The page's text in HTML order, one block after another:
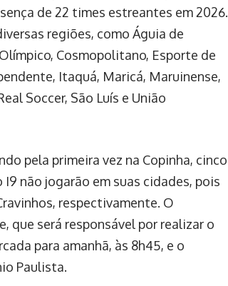
de 22 times estreantes em 2026.
regiões, como Águia de
Cosmopolitano, Esporte de
Itaquá, Maricá, Maruinense,
Soccer, São Luís e União
pela primeira vez na Copinha, cinco
não jogarão em suas cidades, pois
respectivamente. O
que será responsável por realizar o
para amanhã, às 8h45, e o
Paulista.